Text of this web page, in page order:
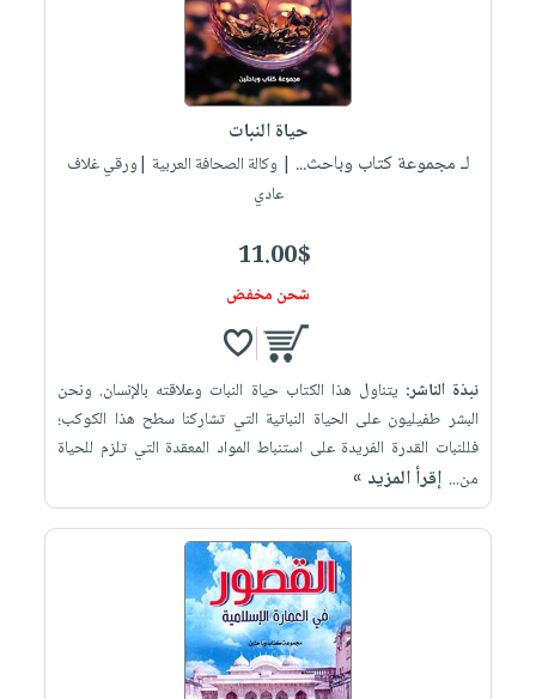
حياة النبات
لـ مجموعة كتاب وباحث... | وكالة الصحافة العربية |ورقي غلاف
عادي
11.00$
شحن مخفض
نبذة الناشر: يتناول هذا الكتاب حياة النبات وعلاقته بالإنسان. ونحن
البشر طفيليون على الحياة النباتية التي تشاركنا سطح هذا الكوكب؛
فللنبات القدرة الفريدة على استنباط المواد المعقدة التي تلزم للحياة
من... إقرأ المزيد »